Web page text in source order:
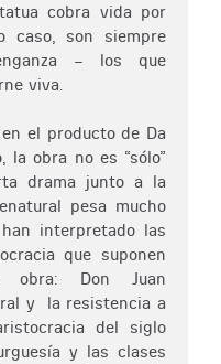
cobra vida por
caso, son siempre
– los que
viva.
el producto de Da
la obra no es “sólo”
drama junto a la
pesa mucho
interpretado las
que suponen
Don Juan
y la resistencia a
del siglo
y las clases